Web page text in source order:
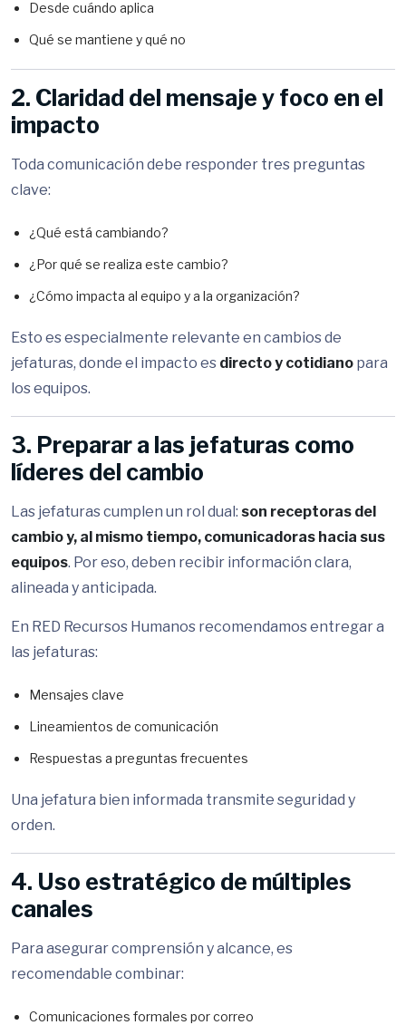
Desde cuándo aplica
Qué se mantiene y qué no
2. Claridad del mensaje y foco en el
impacto
Toda comunicación debe responder tres preguntas
clave:
¿Qué está cambiando?
¿Por qué se realiza este cambio?
¿Cómo impacta al equipo y a la organización?
Esto es especialmente relevante en cambios de
jefaturas, donde el impacto es directo y cotidiano para
los equipos.
3. Preparar a las jefaturas como
líderes del cambio
Las jefaturas cumplen un rol dual: son receptoras del
cambio y, al mismo tiempo, comunicadoras hacia sus
equipos. Por eso, deben recibir información clara,
alineada y anticipada.
En RED Recursos Humanos recomendamos entregar a
las jefaturas:
Mensajes clave
Lineamientos de comunicación
Respuestas a preguntas frecuentes
Una jefatura bien informada transmite seguridad y
orden.
4. Uso estratégico de múltiples
canales
Para asegurar comprensión y alcance, es
recomendable combinar:
Comunicaciones formales por correo